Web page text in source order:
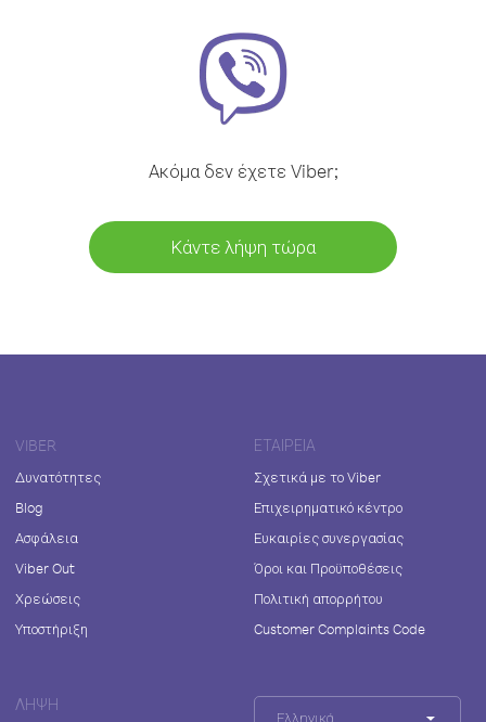
Ακόμα δεν έχετε Viber;
Κάντε λήψη τώρα
VIBER
Δυνατότητες
Blog
Ασφάλεια
Viber Out
Χρεώσεις
Υποστήριξη
ΕΤΑΙΡΕΊΑ
Σχετικά με το Viber
Επιχειρηματικό κέντρο
Ευκαιρίες συνεργασίας
Όροι και Προϋποθέσεις
Πολιτική απορρήτου
Customer Complaints Code
ΛΉΨΗ
Ελληνικά